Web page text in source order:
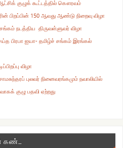
குழுக் கூட்டத்தில் கௌரவம்
பிறப்பின் 150 ஆவது ஆண்டு நிறைவு விழா
நடத்திய திருவள்ளுவர் விழா
பிரபா ஐயா- தமிழ்ச் சங்கம் இரங்கல்
விழா
புலவர் நினைவரங்கமும் நவாலியில்
குழு பதவி ஏற்றது
கண்…